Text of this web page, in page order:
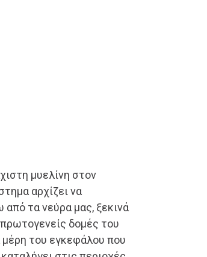
μυελίνη στον
αρχίζει να
από τα νεύρα μας, ξεκινά
δομές του
του εγκεφάλου που